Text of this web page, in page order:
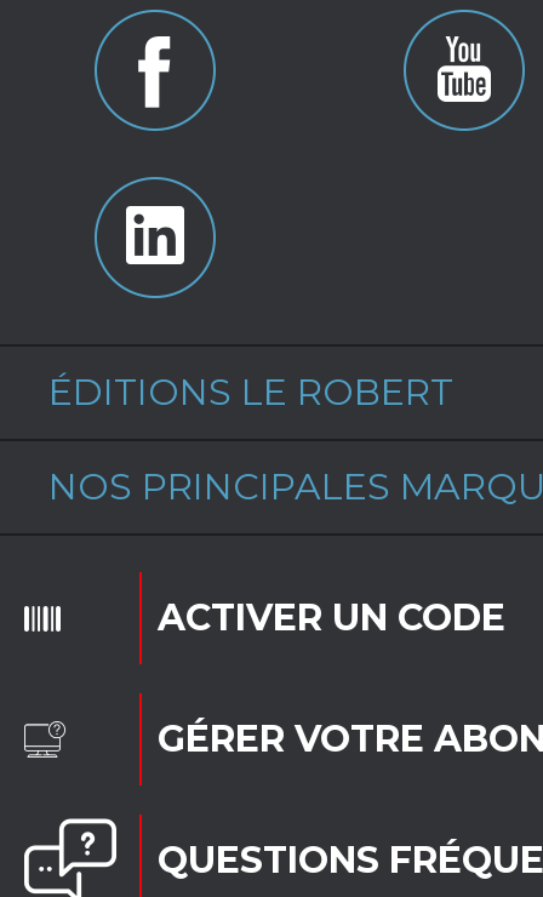
ÉDITIONS LE ROBERT
NOS PRINCIPALES
ACTIVER UN CODE
GÉRER VOTRE
QUESTIONS